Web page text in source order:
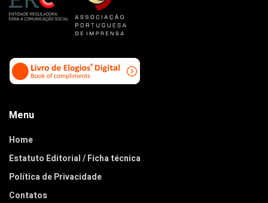
Menu
Home
Estatuto Editorial / Ficha técnica
Política de Privacidade
Contatos